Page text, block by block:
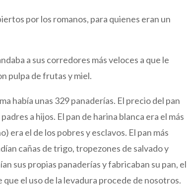
por los romanos, para quienes eran un
a sus corredores más veloces a que le
pulpa de frutas y miel.
había unas 329 panaderías. El precio del pan
a hijos. El pan de harina blanca era el más
era el de los pobres y esclavos. El pan más
cañas de trigo, tropezones de salvado y
sus propias panaderías y fabricaban su pan, el
que el uso de la levadura procede de nosotros.